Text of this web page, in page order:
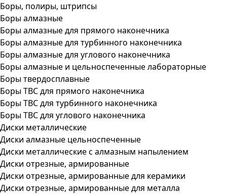
Боры, полиры, штрипсы
Боры алмазные
Боры алмазные для прямого наконечника
Боры алмазные для турбинного наконечника
Боры алмазные для углового наконечника
Боры алмазные и цельноспеченные лабораторные
Боры твердосплавные
Боры ТВС для прямого наконечника
Боры ТВС для турбинного наконечника
Боры ТВС для углового наконечника
Диски металлические
Диски алмазные цельноспеченные
Диски металлические с алмазным напылением
Диски отрезные, армированные
Диски отрезные, армированные для керамики
Диски отрезные, армированные для металла